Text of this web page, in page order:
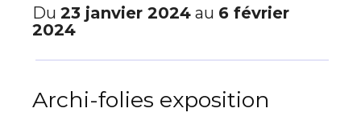
Du 23 janvier 2024 au 6 février
2024
Archi-folies exposition